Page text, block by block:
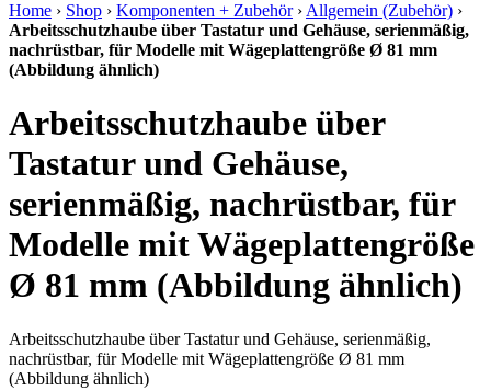
Home › Shop › Komponenten + Zubehör› Allgemein (Zubehör) ›
Arbeitsschutzhaube über Tastatur und Gehäuse, serienmäßig,
nachrüstbar, für Modelle mit Wägeplattengröße Ø 81 mm
(Abbildung ähnlich)
Arbeitsschutzhaube über
Tastatur und Gehäuse,
serienmäßig, nachrüstbar, für
Modelle mit Wägeplattengröße
Ø 81 mm (Abbildung ähnlich)
Arbeitsschutzhaube über Tastatur und Gehäuse, serienmäßig,
nachrüstbar, für Modelle mit Wägeplattengröße Ø 81 mm
(Abbildung ähnlich)